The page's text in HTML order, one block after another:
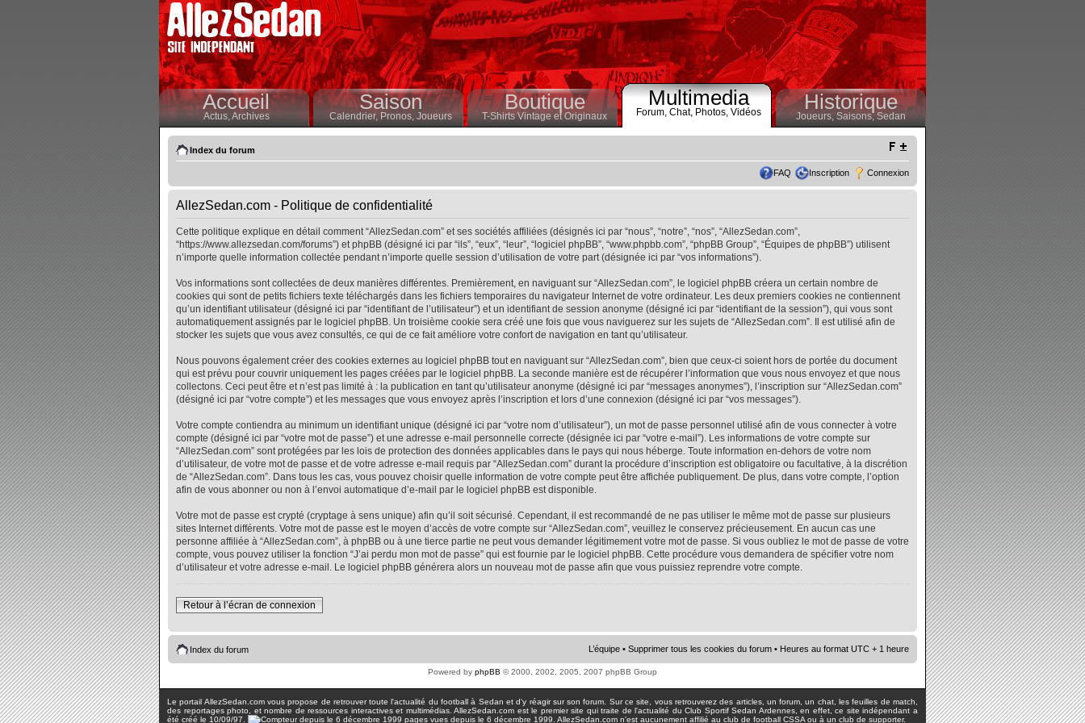
Accueil
Actus,Archives
Saison
Calendrier,Pronos, Joueurs
Boutique
T-Shirts Vintage et Originaux
Multimedia
Forum, Chat, Photos, Vidéos Historique
Joueurs, Saisons,Sedan
Index du forum
FAQ Inscription Connexion
AllezSedan.com - Politique de confidentialité
Cette politique explique en détail comment “AllezSedan.com” et ses sociétés affiliées (désignés ici par “nous”, “notre”, “nos”, “AllezSedan.com”,
“https://www.allezsedan.com/forums”) et phpBB (désigné ici par “ils”, “eux”, “leur”, “logiciel phpBB”, “www.phpbb.com”, “phpBB Group”, “Équipes de phpBB”) utilisent
n’importe quelle information collectée pendant n’importe quelle session d’utilisation de votre part (désignée ici par “vos informations”).
Vos informations sont collectées de deux manières différentes. Premièrement, en naviguant sur “AllezSedan.com”, le logiciel phpBB créera un certain nombre de
cookies qui sont de petits fichiers texte téléchargés dans les fichiers temporaires du navigateur Internet de votre ordinateur. Les deux premiers cookies ne contiennent
qu’un identifiant utilisateur (désigné ici par “identifiant de l’utilisateur”) et un identifiant de session anonyme (désigné ici par “identifiant de la session”), qui vous sont
automatiquement assignés par le logiciel phpBB. Un troisième cookie sera créé une fois que vous naviguerez sur les sujets de “AllezSedan.com”. Il est utilisé afin de
stocker les sujets que vous avez consultés, ce qui de ce fait améliore votre confort de navigation en tant qu’utilisateur.
Nous pouvons également créer des cookies externes au logiciel phpBB tout en naviguant sur “AllezSedan.com”, bien que ceux-ci soient hors de portée du document
qui est prévu pour couvrir uniquement les pages créées par le logiciel phpBB. La seconde manière est de récupérer l’information que vous nous envoyez et que nous
collectons. Ceci peut être et n’est pas limité à : la publication en tant qu’utilisateur anonyme (désigné ici par “messages anonymes”), l’inscription sur “AllezSedan.com”
(désigné ici par “votre compte”) et les messages que vous envoyez après l’inscription et lors d’une connexion (désigné ici par “vos messages”).
Votre compte contiendra au minimum un identifiant unique (désigné ici par “votre nom d’utilisateur”), un mot de passe personnel utilisé afin de vous connecter à votre
compte (désigné ici par “votre mot de passe”) et une adresse e-mail personnelle correcte (désignée ici par “votre e-mail”). Les informations de votre compte sur
“AllezSedan.com” sont protégées par les lois de protection des données applicables dans le pays qui nous héberge. Toute information en-dehors de votre nom
d’utilisateur, de votre mot de passe et de votre adresse e-mail requis par “AllezSedan.com” durant la procédure d’inscription est obligatoire ou facultative, à la discrétion
de “AllezSedan.com”. Dans tous les cas, vous pouvez choisir quelle information de votre compte peut être affichée publiquement. De plus, dans votre compte, l’option
afin de vous abonner ou non à l’envoi automatique d’e-mail par le logiciel phpBB est disponible.
Votre mot de passe est crypté (cryptage à sens unique) afin qu’il soit sécurisé. Cependant, il est recommandé de ne pas utiliser le même mot de passe sur plusieurs
sites Internet différents. Votre mot de passe est le moyen d’accès de votre compte sur “AllezSedan.com”, veuillez le conservez précieusement. En aucun cas une
personne affiliée à “AllezSedan.com”, à phpBB ou à une tierce partie ne peut vous demander légitimement votre mot de passe. Si vous oubliez le mot de passe de votre
compte, vous pouvez utiliser la fonction “J’ai perdu mon mot de passe” qui est fournie par le logiciel phpBB. Cette procédure vous demandera de spécifier votre nom
d’utilisateur et votre adresse e-mail. Le logiciel phpBB générera alors un nouveau mot de passe afin que vous puissiez reprendre votre compte.
Retour à l’écran de connexion
Index du forum L’équipe • Supprimer tous les cookies du forum • Heures au format UTC + 1 heure
Powered by phpBB © 2000, 2002, 2005, 2007 phpBB Group
Le portail AllezSedan.com vous propose de retrouver toute l'actualité du football à Sedan et d'y réagir sur son forum. Sur ce site, vous retrouverez des articles, un forum, un chat, les feuilles de match,
des reportages photo, et nombre de ressources interactives et multimédias. AllezSedan.com est le premier site qui traite de l'actualité du Club Sportif Sedan Ardennes, en effet, ce site indépendant a
été créé le 10/09/97.
pages vues depuis le 6 décembre 1999. AllezSedan.com n'est aucunement affilié au club de football CSSA ou à un club de supporter.